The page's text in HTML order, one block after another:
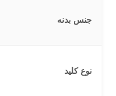
جنس بدنه
نوع کلید